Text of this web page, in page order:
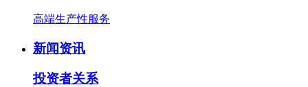
高端生产性服务
新闻资讯
投资者关系